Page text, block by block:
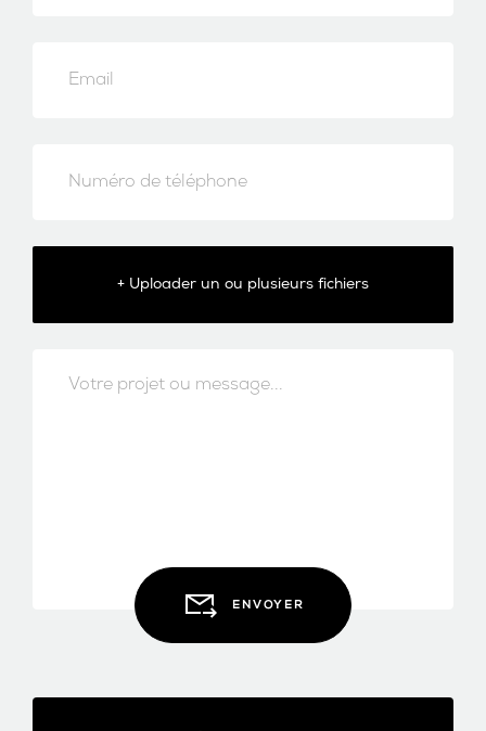
+ Uploader un ou plusieurs fichiers
ENVOYER